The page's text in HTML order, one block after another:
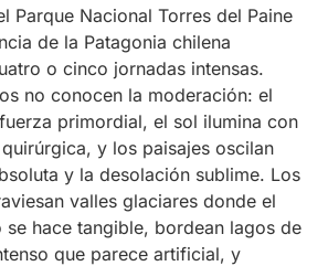
Parque Nacional Torres del Paine
de la Patagonia chilena
o cinco jornadas intensas.
no conocen la moderación: el
primordial, el sol ilumina con
y los paisajes oscilan
y la desolación sublime. Los
valles glaciares donde el
hace tangible, bordean lagos de
que parece artificial, y